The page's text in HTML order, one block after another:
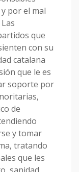
por el mal
que
con su
catalana
que le es
soporte por
de
y tomar
tratando
que les